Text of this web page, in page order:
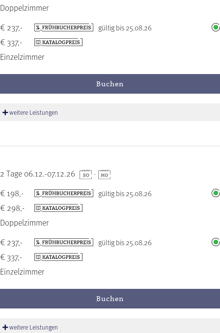
Doppelzimmer
Einzelzimmer
€ 237,- gültig bis 25.08.26
€ 337,-
Buchen
weitere Leistungen
2 Tage 06.12.-07.12.26 -
Doppelzimmer
€ 198,- gültig bis 25.08.26
€ 298,-
Einzelzimmer
€ 237,- gültig bis 25.08.26
€ 337,-
Buchen
weitere Leistungen